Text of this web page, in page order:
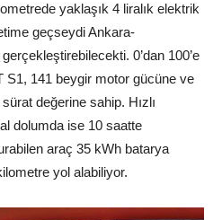
yaklaşık 4 liralık elektrik
geçseydi Ankara-
0’dan 100’e
S1, 141 beygir motor gücüne ve
değerine sahip. Hızlı
dolumda ise 10 saatte
araç 35 kWh batarya
yol alabiliyor.